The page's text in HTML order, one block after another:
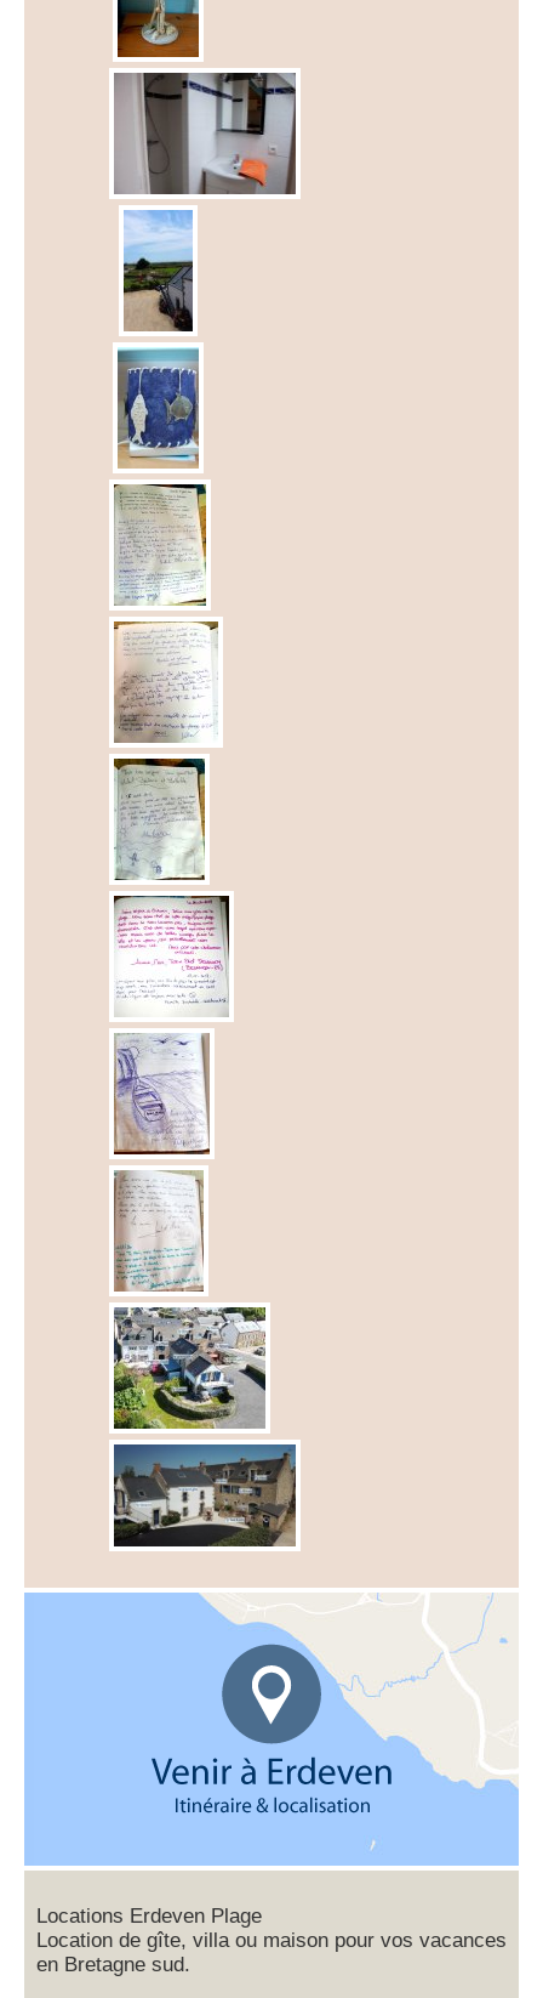
Locations Erdeven Plage
Location de gîte, villa ou maison pour vos vacances
en Bretagne sud.